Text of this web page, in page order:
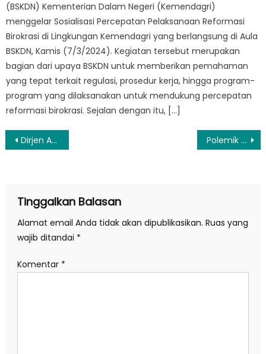
(BSKDN) Kementerian Dalam Negeri (Kemendagri)
menggelar Sosialisasi Percepatan Pelaksanaan Reformasi
Birokrasi di Lingkungan Kemendagri yang berlangsung di Aula
BSKDN, Kamis (7/3/2024). Kegiatan tersebut merupakan
bagian dari upaya BSKDN untuk memberikan pemahaman
yang tepat terkait regulasi, prosedur kerja, hingga program-
program yang dilaksanakan untuk mendukung percepatan
reformasi birokrasi. Sejalan dengan itu, […]
Navigasi
Dirjen Adwil Kemendagri Jelaskan Polemik 4 Pulau Polemik Status 4 Pulau Aceh-Sumut, Kemendagri Siapkan Langkah Strategis
Tinggalkan Balasan
Alamat email Anda tidak akan dipublikasikan. Ruas yang
wajib ditandai *
Komentar *